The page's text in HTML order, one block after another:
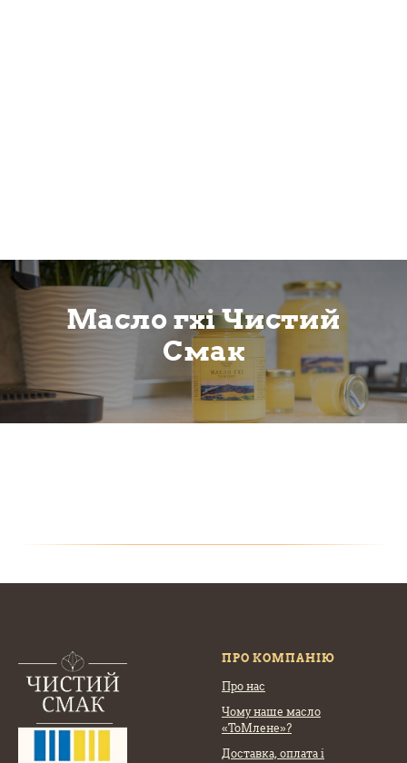
Масло гхі Чистий
Смак
ПРО КОМПАНІЮ
Про нас
Чому наше масло
«ТоМлене»?
Доставка, оплата і